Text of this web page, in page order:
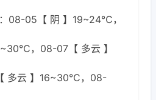
08-05【 阴 】19~24℃，
，08-07【 多云 】
多云 】16~30℃，08-